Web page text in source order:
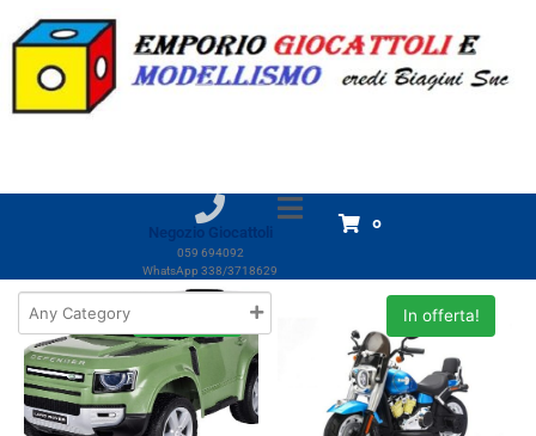
Negozio Giocattoli
059 694092
WhatsApp 338/3718629
0
Home Prodotti Giaquinto
Giaquinto
In offerta!